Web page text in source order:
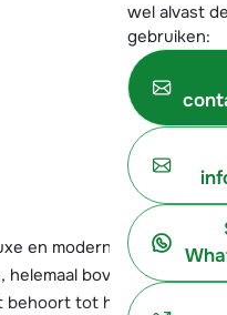
wel alvast
gebruiken:
en modern ingericht
helemaal bovenin in
tot het chaletpark